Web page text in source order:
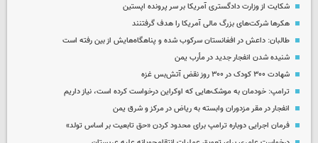
شکایت از وزارت دادگستری آمریکا بر سر پرونده اپستین
هکرها شرکت‌های بزرگ مالی آمریکا را هدف گرفتنند
طالبان: داعش در افغانستان سرکوب شده و پناهگاه‌هایش از بین رفته است
شنیده شدن انفجار جدید در مأرب یمن
شهادت ۳۰۰ کودک در ۳۰۰ روز نقض آتش‌بس غزه
ترامپ: خودمان به موشک‌هایی که اوکراین درخواست کرده است، نیاز داریم
انفجار در مقر مزدوران وابسته به ریاض در مرکز و شرق یمن
فرمان اجرایی دوباره ترامپ برای محدود کردن «حق تابعیت بر اساس تولد»